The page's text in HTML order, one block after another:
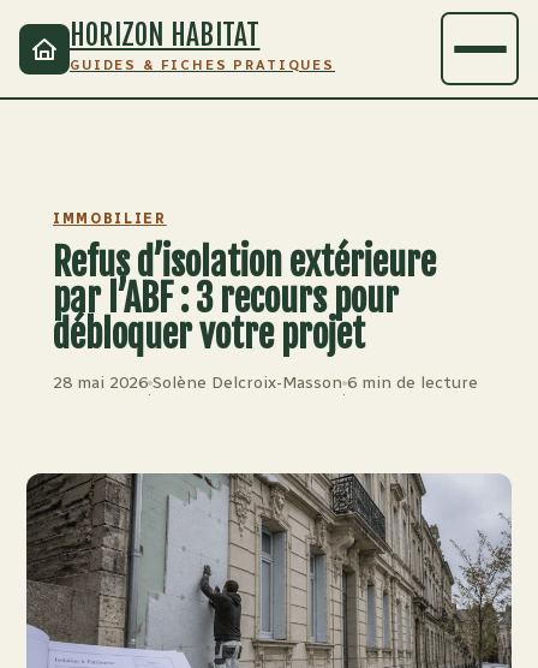
HORIZON HABITAT
GUIDES & FICHES PRATIQUES
IMMOBILIER
Refus d’isolation extérieure
par l’ABF : 3 recours pour
débloquer votre projet
28 mai 2026
·
Solène Delcroix-Masson
·
6 min de lecture